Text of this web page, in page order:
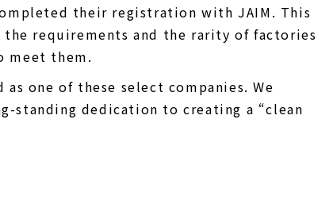
their registration with JAIM. This
requirements and the rarity of factories
meet them.
one of these select companies. We
standing dedication to creating a “clean